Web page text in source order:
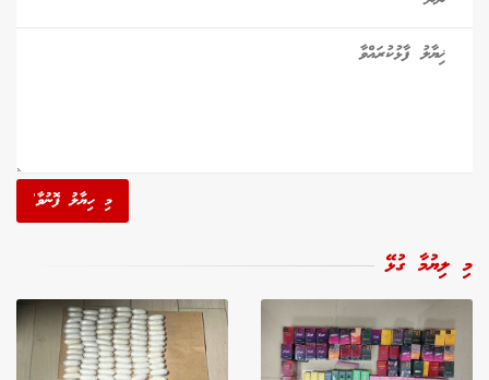
މި ހިޔާލު ފޮނުވާ'
މި ލިޔުމާ ގުޅޭ